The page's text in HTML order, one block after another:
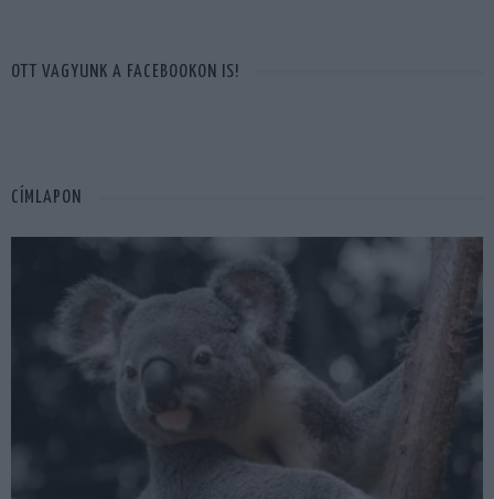
OTT VAGYUNK A FACEBOOKON IS!
CÍMLAPON